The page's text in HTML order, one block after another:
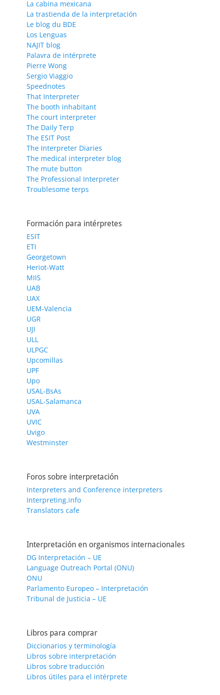
La cabina mexicana
La trastienda de la interpretación
Le blog du BDE
Los Lenguas
NAJIT blog
Palavra de intérprete
Pierre Wong
Sergio Viaggio
Speednotes
That Interpreter
The booth inhabitant
The court interpreter
The Daily Terp
The ESIT Post
The Interpreter Diaries
The medical interpreter blog
The mute button
The Professional Interpreter
Troublesome terps
Formación para intérpretes
ESIT
ETI
Georgetown
Heriot-Watt
MIIS
UAB
UAX
UEM-Valencia
UGR
UJI
ULL
ULPGC
Upcomillas
UPF
Upo
USAL-BsAs
USAL-Salamanca
UVA
UVIC
Uvigo
Westminster
Foros sobre interpretación
Interpreters and Conference interpreters
Interpreting.info
Translators cafe
Interpretación en organismos internacionales
DG Interpretación – UE
Language Outreach Portal (ONU)
ONU
Parlamento Europeo – Interpretación
Tribunal de Justicia – UE
Libros para comprar
Diccionarios y terminología
Libros sobre interpretación
Libros sobre traducción
Libros útiles para el intérprete